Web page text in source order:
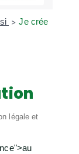
> Je crée
légale et